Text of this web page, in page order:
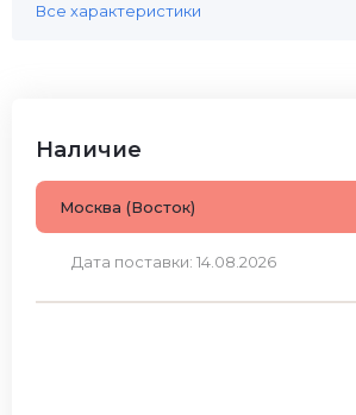
Все характеристики
Наличие
Москва (Восток)
Дата поставки: 14.08.2026